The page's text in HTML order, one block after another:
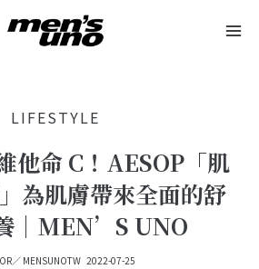
LIFESTYLE
他命 C！AESOP「肌
為肌膚帶來全面的舒
｜MEN’S UNO
／MENSUNOTW 2022-07-25